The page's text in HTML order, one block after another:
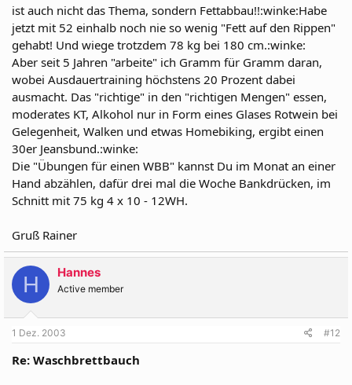
ist auch nicht das Thema, sondern Fettabbau!!:winke:Habe
jetzt mit 52 einhalb noch nie so wenig "Fett auf den Rippen"
gehabt! Und wiege trotzdem 78 kg bei 180 cm.:winke:
Aber seit 5 Jahren "arbeite" ich Gramm für Gramm daran,
wobei Ausdauertraining höchstens 20 Prozent dabei
ausmacht. Das "richtige" in den "richtigen Mengen" essen,
moderates KT, Alkohol nur in Form eines Glases Rotwein bei
Gelegenheit, Walken und etwas Homebiking, ergibt einen
30er Jeansbund.:winke:
Die "Übungen für einen WBB" kannst Du im Monat an einer
Hand abzählen, dafür drei mal die Woche Bankdrücken, im
Schnitt mit 75 kg 4 x 10 - 12WH.
Gruß Rainer
H Hannes
Active member
1 Dez. 2003 #12
Re: Waschbrettbauch